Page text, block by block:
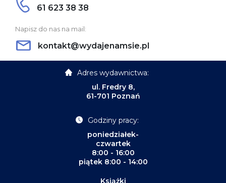
61 623 38 38
Napisz do nas na mail:
kontakt@wydajenamsie.pl
Adres wydawnictwa:
ul. Fredry 8,
61-701 Poznań
Godziny pracy:
poniedziałek-
czwartek
8:00 - 16:00
piątek 8:00 - 14:00
Książki